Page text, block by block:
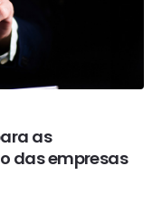
as
das empresas